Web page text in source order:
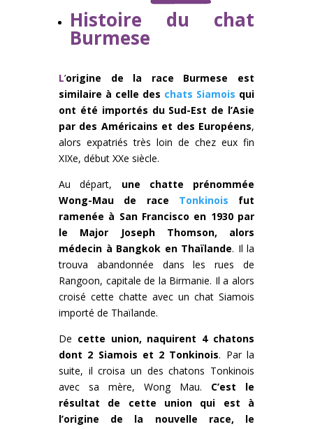
Histoire du chat
Burmese
L’origine de la race Burmese est
similaire à celle des chats Siamois qui
ont été importés du Sud-Est de l’Asie
par des Américains et des Européens,
alors expatriés très loin de chez eux fin
XIXe, début XXe siècle.
Au départ, une chatte prénommée
Wong-Mau de race Tonkinois fut
ramenée à San Francisco en 1930 par
le Major Joseph Thomson, alors
médecin à Bangkok en Thaïlande. Il la
trouva abandonnée dans les rues de
Rangoon, capitale de la Birmanie. Il a alors
croisé cette chatte avec un chat Siamois
importé de Thaïlande.
De cette union, naquirent 4 chatons
dont 2 Siamois et 2 Tonkinois. Par la
suite, il croisa un des chatons Tonkinois
avec sa mère, Wong Mau. C’est le
résultat de cette union qui est à
l’origine de la nouvelle race, le